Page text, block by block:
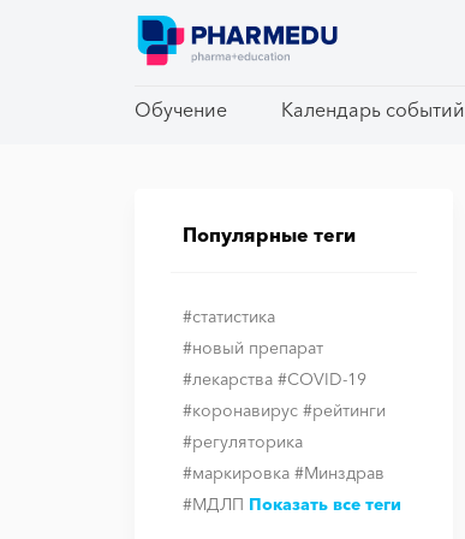
Обучение Календарь событий
Обучение Календарь событий
Популярные теги
#статистика
#новый препарат
#лекарства #COVID-19
#коронавирус #рейтинги
#регуляторика
#маркировка #Минздрав
#МДЛП Показать все теги